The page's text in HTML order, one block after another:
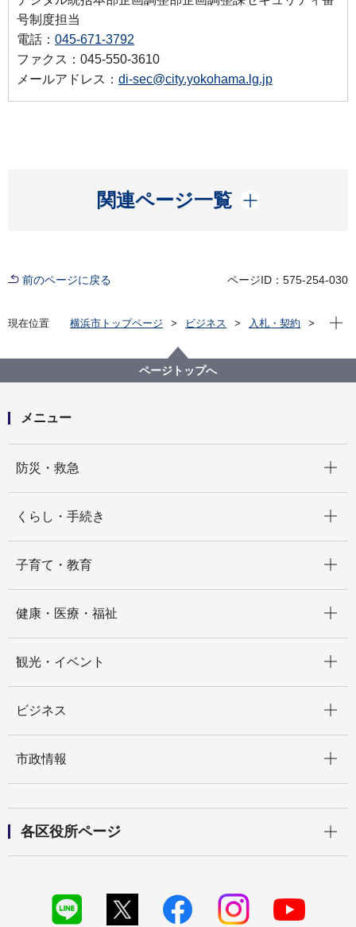
号制度担当
電話： 045-671-3792
ファクス：045-550-3610
メールアドレス： di-sec@city.yokohama.lg.jp
関連ページ一覧
開く
前のページに戻る ページID：575-254-030
現在位置 横浜市トップページ ビジネス
入札・契約
【入札結果公表】令和７年度標的型攻撃メール対応訓
練業務委託
現在
ページトップへ
メニュー
防災・救急
くらし・手続き
子育て・教育
健康・医療・福祉
観光・イベント
ビジネス
市政情報
各区役所ページ